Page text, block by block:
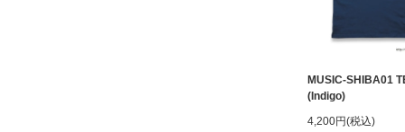
MUSIC-SHIBA01
(Indigo)
4,200円(税込)